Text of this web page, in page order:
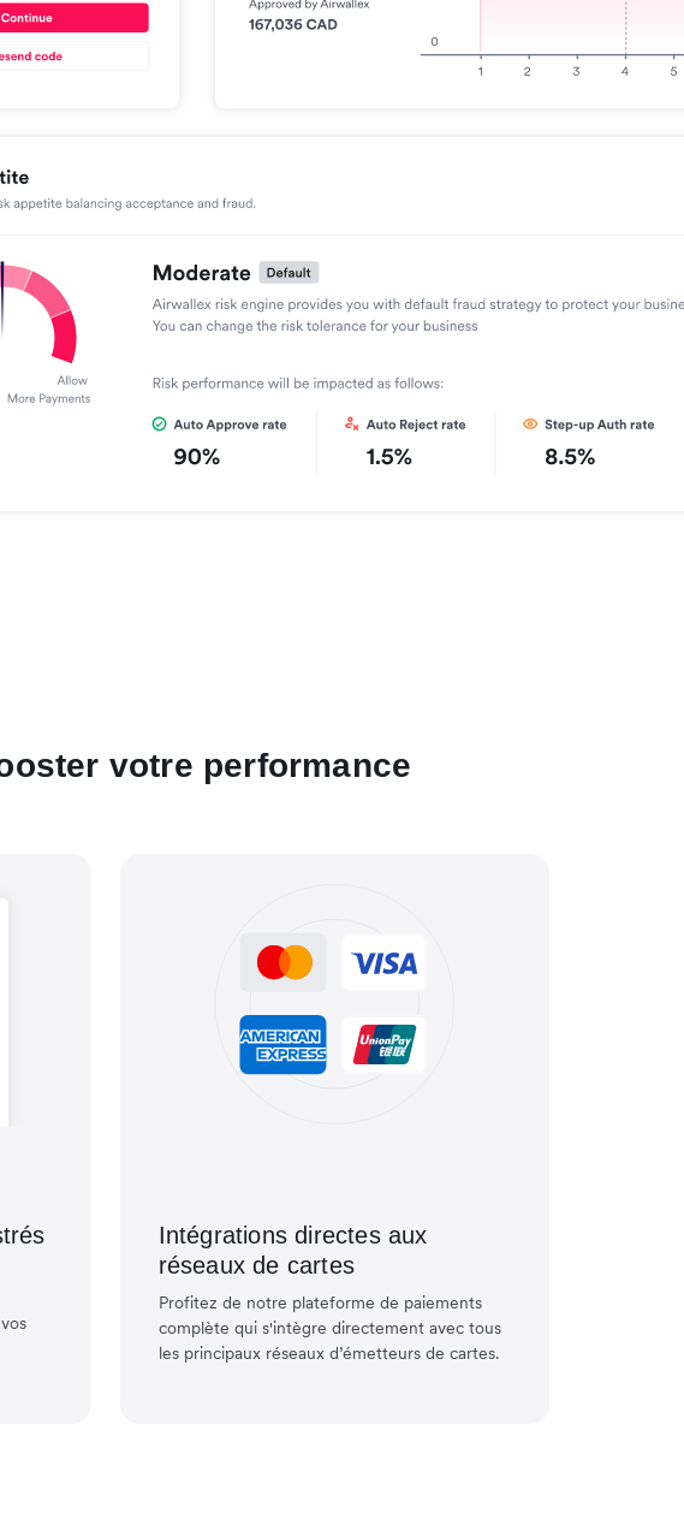
votre performance
Intégrations directes aux
réseaux de cartes
Profitez de notre plateforme de paiements
complète qui s'intègre directement avec tous
les principaux réseaux d’émetteurs de cartes.